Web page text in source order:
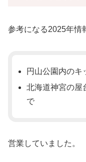
参考になる2025年情
円山公園内のキ
北海道神宮の屋
で
営業していました。